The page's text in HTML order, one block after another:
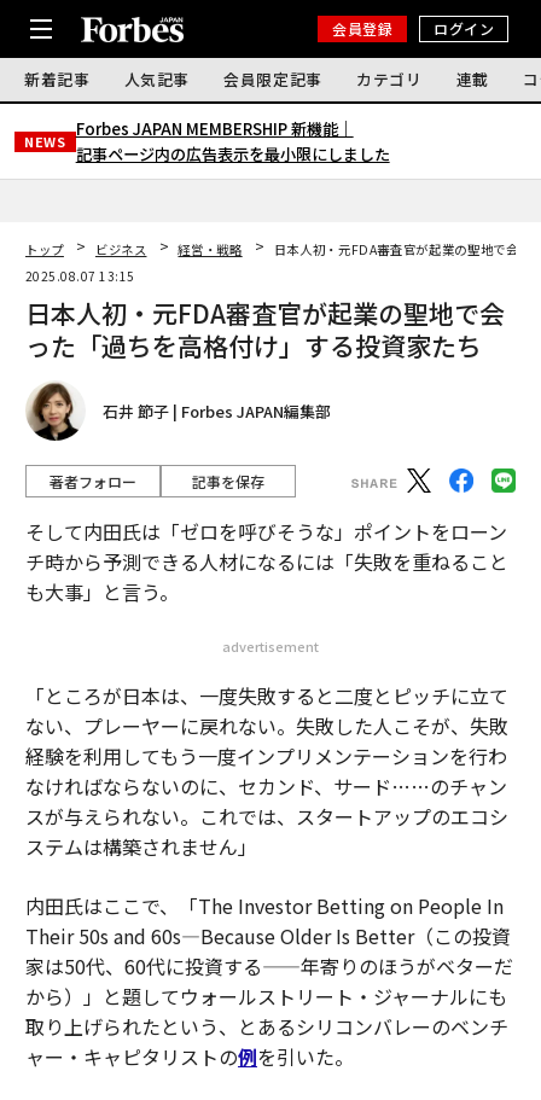
会員登録 ログイン
新着記事 人気記事 会員限定記事 カテゴリ 連載
NEWS
Forbes JAPAN MEMBERSHIP 新機能｜
記事ページ内の広告表示を最小限にしました
トップ ビジネス 経営・戦略
日本人初・元FDA審査官が起業の聖地で会っ
2025.08.07 13:15
日本人初・元FDA審査官が起業の聖地で会
った「過ちを高格付け」する投資家たち
石井 節子 | Forbes JAPAN編集部
著者フォロー 記事を保存
そして内田氏は「ゼロを呼びそうな」ポイントをローン
チ時から予測できる人材になるには「失敗を重ねること
も大事」と言う。
advertisement
「ところが日本は、一度失敗すると二度とピッチに立て
ない、プレーヤーに戻れない。失敗した人こそが、失敗
経験を利用してもう一度インプリメンテーションを行わ
なければならないのに、セカンド、サード……のチャン
スが与えられない。これでは、スタートアップのエコシ
ステムは構築されません」
内田氏はここで、「The Investor Betting on People In
Their 50s and 60s—Because Older Is Better（この投資
家は50代、60代に投資する——年寄りのほうがベターだ
から）」と題してウォールストリート・ジャーナルにも
取り上げられたという、とあるシリコンバレーのベンチ
ャー・キャピタリストの例を引いた。